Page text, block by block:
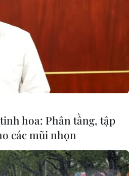
hoa: Phân tầng, tập
các mũi nhọn